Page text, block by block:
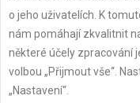
o jeho uživatelích. K
nám pomáhají zkvalitnit
některé účely zpracování
volbou „Přijmout vše“.
„Nastavení“.